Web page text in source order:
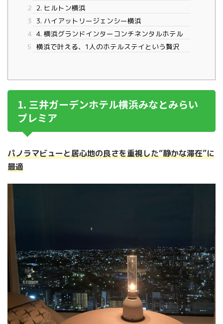
2 2. ヒルトン横浜
3 3. ハイアットリージェンシー横浜
4 4. 横浜グランドインターコンチネンタルホテル
5 横浜で叶える、1人のホテルステイという贅沢
1. 三井ガーデンホテル横浜みなとみらい
プレミア
パノラマビューと居心地の良さを重視した“静かな滞在”に
最適